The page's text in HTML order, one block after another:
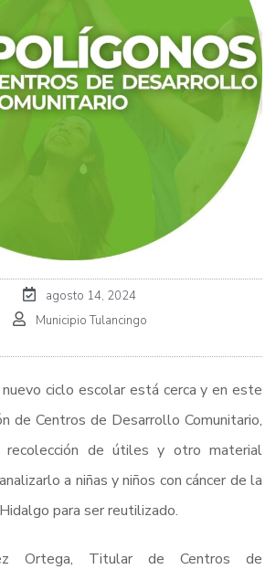
agosto 14, 2024
Municipio Tulancingo
ciclo escolar está cerca y en este
de Centros de Desarrollo Comunitario,
de útiles y otro material
a niñas y niños con cáncer de la
para ser reutilizado.
Ortega, Titular de Centros de